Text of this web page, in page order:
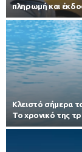
πληρωμή και
Κλειστό σήμερα
Το χρονικό της